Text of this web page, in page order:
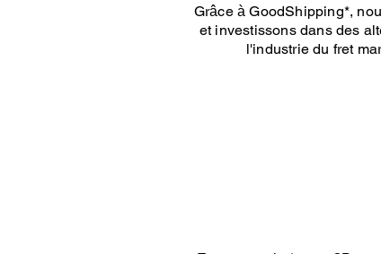
Grâce à GoodShipping*,
et investissons dans des
l'industrie du fret